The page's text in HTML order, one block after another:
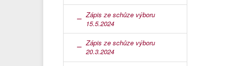
Zápis ze schůze výboru
15.5.2024
Zápis ze schůze výboru
20.3.2024